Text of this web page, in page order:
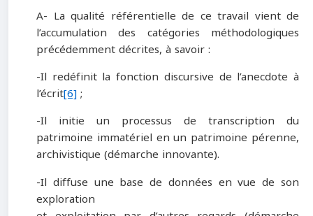
A- La qualité référentielle de ce travail vient de
l’accumulation des catégories méthodologiques
précédemment décrites, à savoir :
-Il redéfinit la fonction discursive de l’anecdote à
l’écrit[6];
-Il initie un processus de transcription du
patrimoine immatériel en un patrimoine pérenne,
archivistique (démarche innovante).
-Il diffuse une base de données en vue de son
exploration